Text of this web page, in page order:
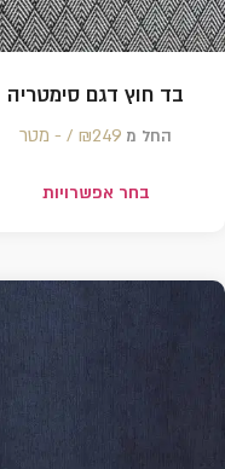
בד חוץ דגם סימטריה
החל מ ₪249 /‏‏‎ ‎- מטר
בחר אפשרויות